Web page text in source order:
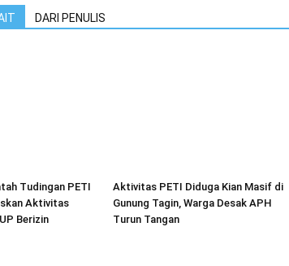
DARI PENULIS
Tudingan PETI
Aktivitas
Berizin
Aktivitas PETI Diduga Kian Masif di
Gunung Tagin, Warga Desak APH
Turun Tangan